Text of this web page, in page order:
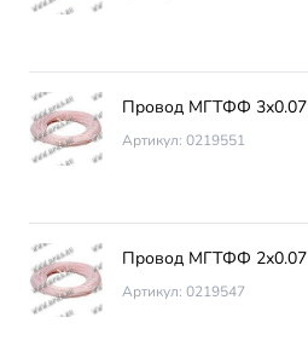
Провод МГТФФ 3х0.07
Артикул: 0219551
Провод МГТФФ 2х0.07
Артикул: 0219547